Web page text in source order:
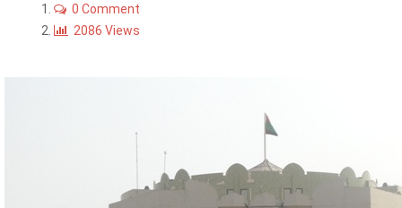
0 Comment
2086 Views